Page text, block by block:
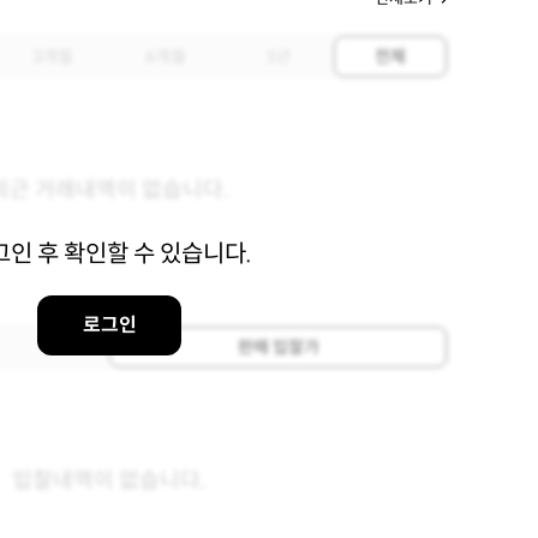
인 후 확인할 수 있습니다.
로그인
전체
판매 입찰가